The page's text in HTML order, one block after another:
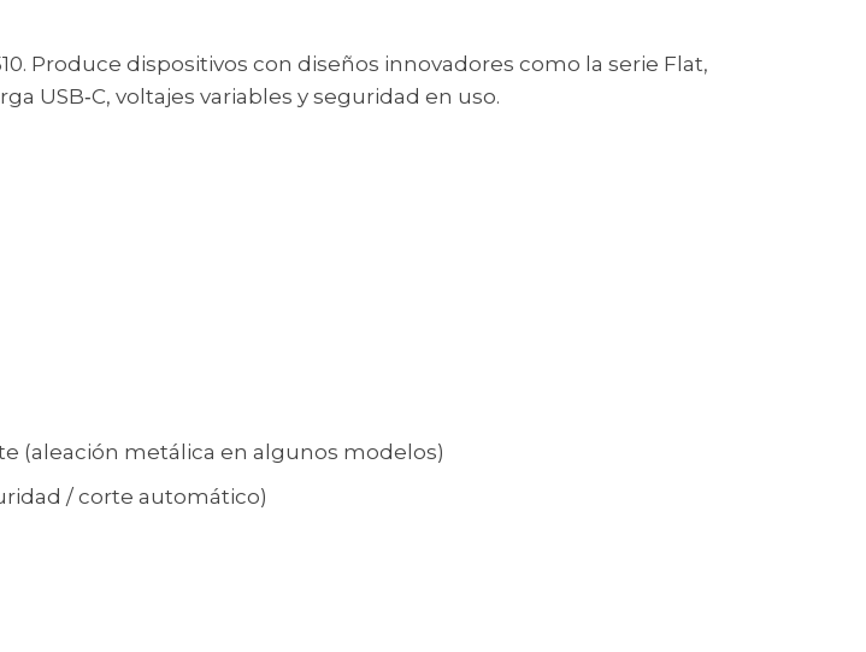
Produce dispositivos con diseños innovadores como la serie Flat,
USB‑C, voltajes variables y seguridad en uso.
(aleación metálica en algunos modelos)
/ corte automático)